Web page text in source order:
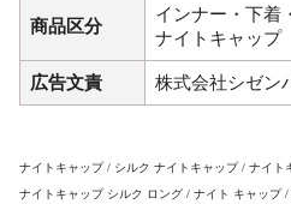
商品区分
インナー・下着
ナイトキャップ
広告文責 株式会社シゼン
ナイトキャップ / シルク ナイトキャップ / ナイ
ナイトキャップ シルク ロング / ナイト キャップ